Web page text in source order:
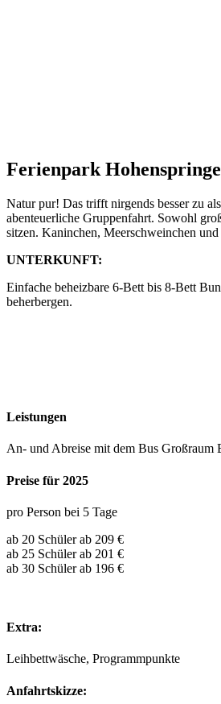
Ferienpark Hohenspringe
Natur pur! Das trifft nirgends besser zu
abenteuerliche Gruppenfahrt. Sowohl
sitzen. Kaninchen, Meerschweinchen
UNTERKUNFT:
Einfache beheizbare 6-Bett bis 8-Bett
beherbergen.
Leistungen
An- und Abreise mit dem Bus Großraum
Preise für 2025
pro Person bei 5 Tage
ab 20 Schüler ab 209 €
ab 25 Schüler ab 201 €
ab 30 Schüler ab 196 €
Extra:
Leihbettwäsche, Programmpunkte
Anfahrtskizze: